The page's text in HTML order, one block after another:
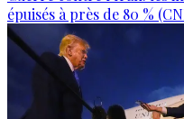
épuisés à près de 80 %